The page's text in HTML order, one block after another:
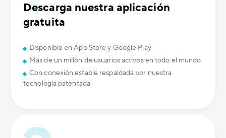
Descarga nuestra aplicación
gratuita
Disponible en App Store y Google Play
Más de un millón de usuarios activos en todo el mundo
Con conexión estable respaldada por nuestra
tecnología patentada